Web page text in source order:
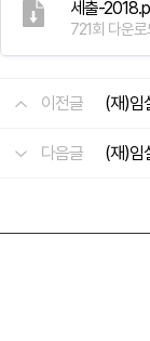
세출-
721회 다운
이전글 (재)임
다음글 (재)임